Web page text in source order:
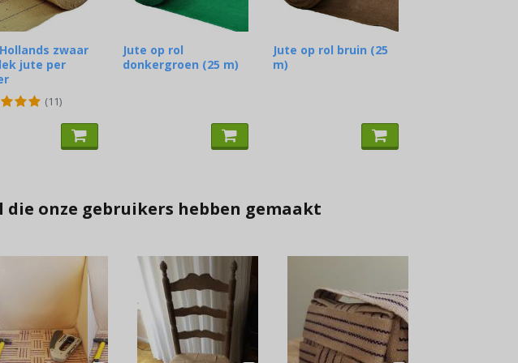
zwaar
jute per
(11)
Jute op rol
donkergroen (25 m)
Jute op rol bruin (25
m)
onze gebruikers hebben gemaakt